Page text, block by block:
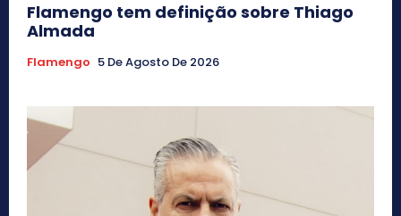
Flamengo tem definição sobre Thiago
Almada
Flamengo 5 De Agosto De 2026